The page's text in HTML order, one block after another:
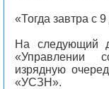
«Тогда завтра с
На следующий
«Управлении
изрядную
«УСЗН».